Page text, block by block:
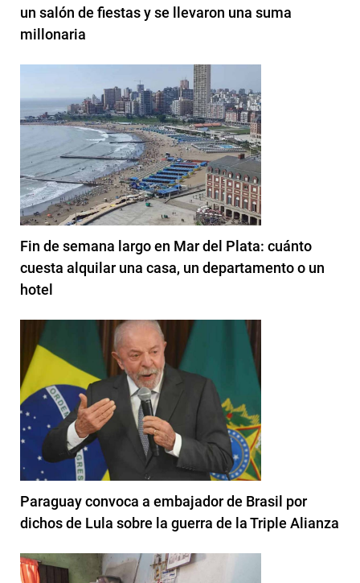
un salón de fiestas y se llevaron una suma
millonaria
Fin de semana largo en Mar del Plata: cuánto
cuesta alquilar una casa, un departamento o un
hotel
Paraguay convoca a embajador de Brasil por
dichos de Lula sobre la guerra de la Triple Alianza